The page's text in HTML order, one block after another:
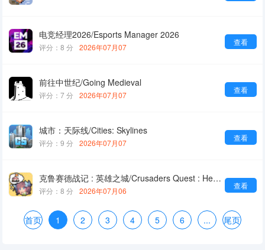
电竞经理2026/Esports Manager 2026
查看
评分：8 分 2026年07月07
前往中世纪/Going Medieval
查看
评分：7 分 2026年07月07
城市：天际线/Cities: Skylines
查看
评分：9 分 2026年07月07
克鲁赛德战记 : 英雄之城/Crusaders Quest : Hero Town
查看
评分：8 分 2026年07月06
首页 1 2 3 4 5 6 ... 尾页